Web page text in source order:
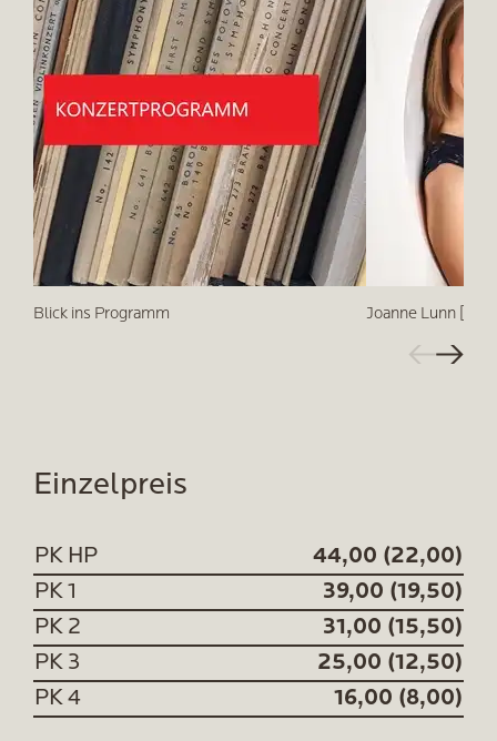
Blick ins Programm Joanne Lunn
Einzelpreis
PK HP
44,00 (22,00)
PK 1
39,00 (19,50)
PK 2
31,00 (15,50)
PK 3
25,00 (12,50)
PK 4
16,00 (8,00)